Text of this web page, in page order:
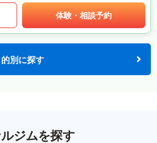
体験・相談予約
別に探す
ジムを探す